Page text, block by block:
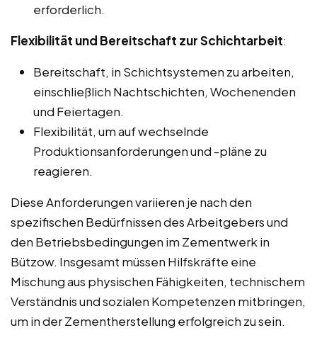
erforderlich.
Flexibilität und Bereitschaft zur Schichtarbeit:
Bereitschaft, in Schichtsystemen zu arbeiten,
einschließlich Nachtschichten, Wochenenden
und Feiertagen.
Flexibilität, um auf wechselnde
Produktionsanforderungen und -pläne zu
reagieren.
Diese Anforderungen variieren je nach den
spezifischen Bedürfnissen des Arbeitgebers und
den Betriebsbedingungen im Zementwerk in
Bützow. Insgesamt müssen Hilfskräfte eine
Mischung aus physischen Fähigkeiten, technischem
Verständnis und sozialen Kompetenzen mitbringen,
um in der Zementherstellung erfolgreich zu sein.